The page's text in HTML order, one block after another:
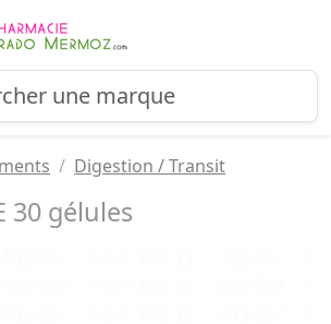
Digestion / Transit
30 gélules